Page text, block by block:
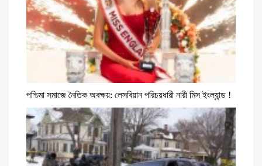
পশ্চিমা সমাজে নৈতিক অবক্ষয়: লেসবিয়ান পরিচয়ধারী নারী মিস ইংল্যান্ড !